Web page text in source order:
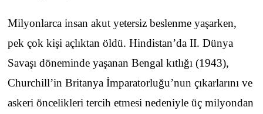
Milyonlarca insan akut yetersiz beslenme yaşarken,
pek çok kişi açlıktan öldü. Hindistan’da II. Dünya
Savaşı döneminde yaşanan Bengal kıtlığı (1943),
Churchill’in Britanya İmparatorluğu’nun çıkarlarını ve
askeri öncelikleri tercih etmesi nedeniyle üç milyondan